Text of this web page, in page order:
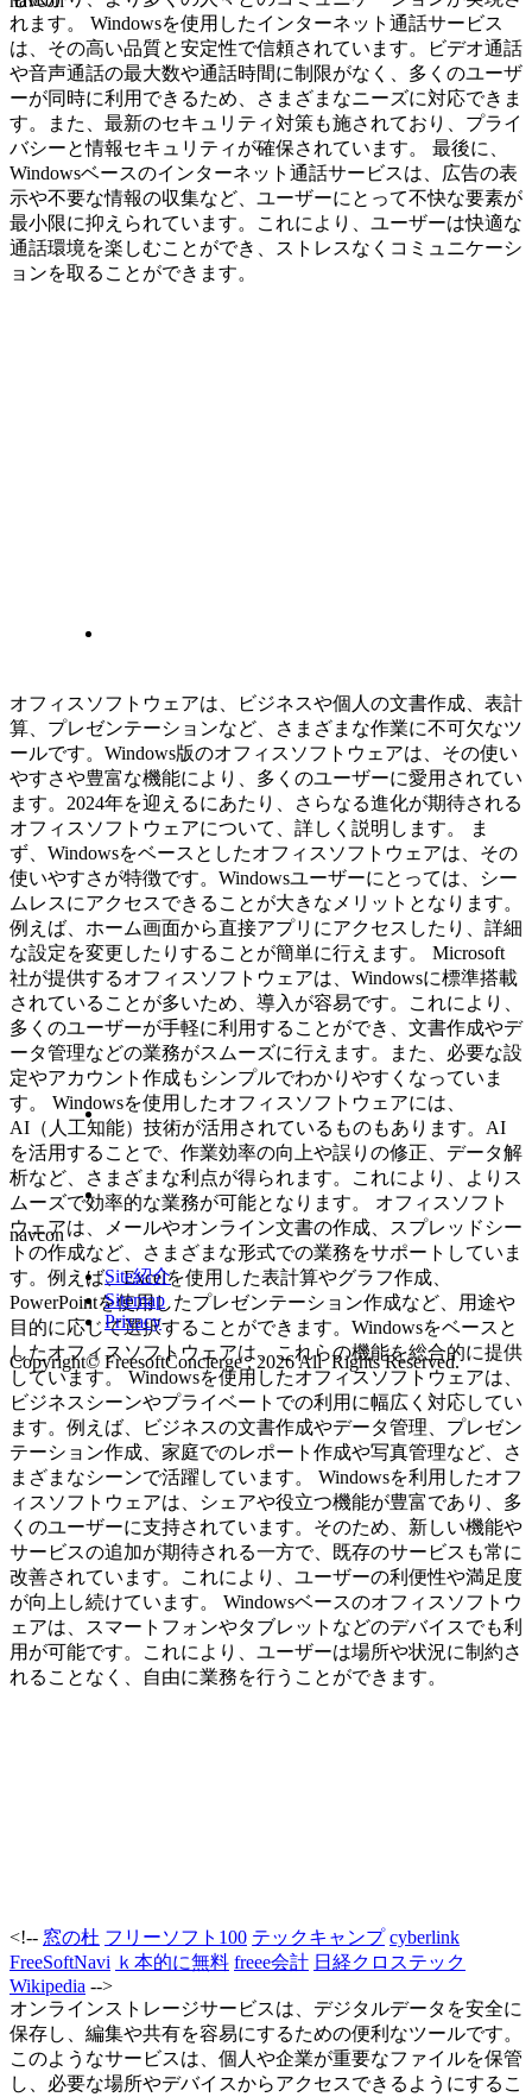
れます。 Windowsを使用したインターネット通話サービス
は、その高い品質と安定性で信頼されています。ビデオ通話
や音声通話の最大数や通話時間に制限がなく、多くのユーザ
ーが同時に利用できるため、さまざまなニーズに対応できま
す。また、最新のセキュリティ対策も施されており、プライ
バシーと情報セキュリティが確保されています。 最後に、
Windowsベースのインターネット通話サービスは、広告の表
示や不要な情報の収集など、ユーザーにとって不快な要素が
最小限に抑えられています。これにより、ユーザーは快適な
通話環境を楽しむことができ、ストレスなくコミュニケーシ
ョンを取ることができます。
オフィスソフトウェアは、ビジネスや個人の文書作成、表計
算、プレゼンテーションなど、さまざまな作業に不可欠なツ
ールです。Windows版のオフィスソフトウェアは、その使い
やすさや豊富な機能により、多くのユーザーに愛用されてい
ます。2024年を迎えるにあたり、さらなる進化が期待される
オフィスソフトウェアについて、詳しく説明します。 ま
ず、Windowsをベースとしたオフィスソフトウェアは、その
使いやすさが特徴です。Windowsユーザーにとっては、シー
ムレスにアクセスできることが大きなメリットとなります。
例えば、ホーム画面から直接アプリにアクセスしたり、詳細
な設定を変更したりすることが簡単に行えます。 Microsoft
社が提供するオフィスソフトウェアは、Windowsに標準搭載
されていることが多いため、導入が容易です。これにより、
多くのユーザーが手軽に利用することができ、文書作成やデ
ータ管理などの業務がスムーズに行えます。また、必要な設
定やアカウント作成もシンプルでわかりやすくなっていま
す。 Windowsを使用したオフィスソフトウェアには、
AI（人工知能）技術が活用されているものもあります。AI
を活用することで、作業効率の向上や誤りの修正、データ解
析など、さまざまな利点が得られます。これにより、よりス
ムーズで効率的な業務が可能となります。 オフィスソフト
ウェアは、メールやオンライン文書の作成、スプレッドシー
トの作成など、さまざまな形式での業務をサポートしていま
す。例えば、Excelを使用した表計算やグラフ作成、
PowerPointを使用したプレゼンテーション作成など、用途や
目的に応じて選択することができます。Windowsをベースと
したオフィスソフトウェアは、これらの機能を総合的に提供
しています。 Windowsを使用したオフィスソフトウェアは、
ビジネスシーンやプライベートでの利用に幅広く対応してい
ます。例えば、ビジネスの文書作成やデータ管理、プレゼン
テーション作成、家庭でのレポート作成や写真管理など、さ
まざまなシーンで活躍しています。 Windowsを利用したオフ
ィスソフトウェアは、シェアや役立つ機能が豊富であり、多
くのユーザーに支持されています。そのため、新しい機能や
サービスの追加が期待される一方で、既存のサービスも常に
改善されています。これにより、ユーザーの利便性や満足度
が向上し続けています。 Windowsベースのオフィスソフトウ
ェアは、スマートフォンやタブレットなどのデバイスでも利
用が可能です。これにより、ユーザーは場所や状況に制約さ
れることなく、自由に業務を行うことができます。
<!-- 窓の杜 フリーソフト100 テックキャンプ cyberlink
FreeSoftNavi ｋ本的に無料 freee会計 日経クロステック
Wikipedia -->
オンラインストレージサービスは、デジタルデータを安全に
保存し、編集や共有を容易にするための便利なツールです。
このようなサービスは、個人や企業が重要なファイルを保管
し、必要な場所やデバイスからアクセスできるようにするこ
navcon
Site紹介
Sitemap
Privacy
Copyright© FreesoftConcierge , 2026 All Rights Reserved.